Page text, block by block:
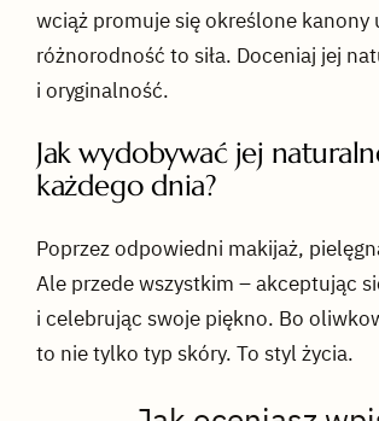
wciąż promuje się określone kanony
różnorodność to siła. Doceniaj jej
i oryginalność.
Jak wydobywać jej
każdego dnia?
Poprzez odpowiedni makijaż,
Ale przede wszystkim – akceptując
i celebrując swoje piękno. Bo
to nie tylko typ skóry. To styl życia.